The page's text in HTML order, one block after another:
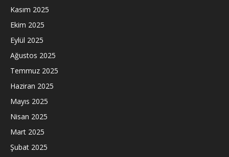
Kasım 2025
Ekim 2025
Eylül 2025
Ağustos 2025
Temmuz 2025
Haziran 2025
Mayıs 2025
Nisan 2025
Mart 2025
Şubat 2025